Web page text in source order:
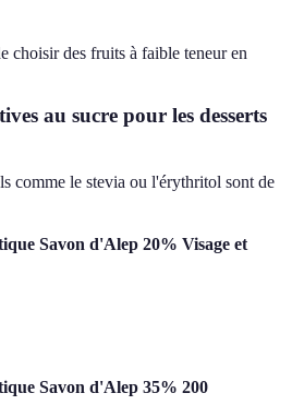
choisir des fruits à faible teneur en
au sucre pour les desserts
comme le stevia ou l'érythritol sont de
Savon d'Alep 20% Visage et
Savon d'Alep 35% 200